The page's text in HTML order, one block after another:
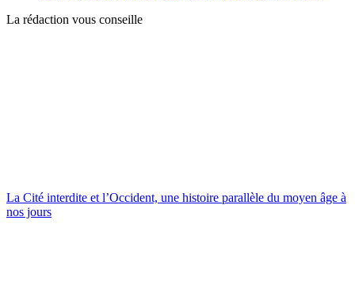
La rédaction vous conseille
La Cité interdite et l’Occident, une histoire parallèle du moyen âge à
nos jours